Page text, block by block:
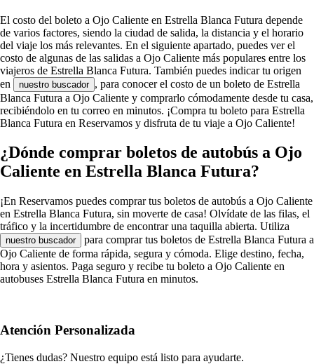
El costo del boleto a Ojo Caliente en Estrella Blanca Futura depende
de varios factores, siendo la ciudad de salida, la distancia y el horario
del viaje los más relevantes. En el siguiente apartado, puedes ver el
costo de algunas de las salidas a Ojo Caliente más populares entre los
viajeros de Estrella Blanca Futura. También puedes indicar tu origen
en
nuestro buscador , para conocer el costo de un boleto de Estrella
Blanca Futura a Ojo Caliente y comprarlo cómodamente desde tu casa,
recibiéndolo en tu correo en minutos. ¡Compra tu boleto para Estrella
Blanca Futura en Reservamos y disfruta de tu viaje a Ojo Caliente!
¿Dónde comprar boletos de autobús a Ojo
Caliente en Estrella Blanca Futura?
¡En Reservamos puedes comprar tus boletos de autobús a Ojo Caliente
en Estrella Blanca Futura, sin moverte de casa! Olvídate de las filas, el
tráfico y la incertidumbre de encontrar una taquilla abierta. Utiliza
nuestro buscador
para comprar tus boletos de Estrella Blanca Futura a
Ojo Caliente de forma rápida, segura y cómoda. Elige destino, fecha,
hora y asientos. Paga seguro y recibe tu boleto a Ojo Caliente en
autobuses Estrella Blanca Futura en minutos.
Atención Personalizada
¿Tienes dudas? Nuestro equipo está listo para ayudarte.